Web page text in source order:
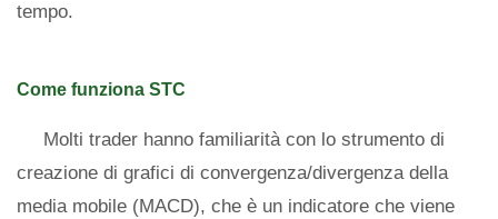
tempo.
Come funziona STC
Molti trader hanno familiarità con lo strumento di
creazione di grafici di convergenza/divergenza della
media mobile (MACD), che è un indicatore che viene